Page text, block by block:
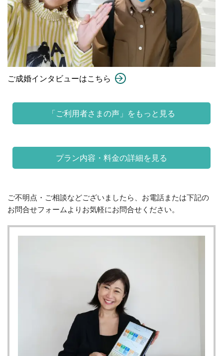
ご成婚インタビューはこちら
「ご利用者さまの声」をもっと見る
プラン内容・料金の詳細を見る
ご不明点・ご相談などございましたら、お電話または下記の
お問合せフォームよりお気軽にお問合せください。